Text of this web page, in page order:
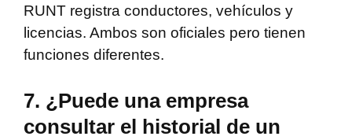
RUNT registra conductores, vehículos y
licencias. Ambos son oficiales pero tienen
funciones diferentes.
7. ¿Puede una empresa
consultar el historial de un